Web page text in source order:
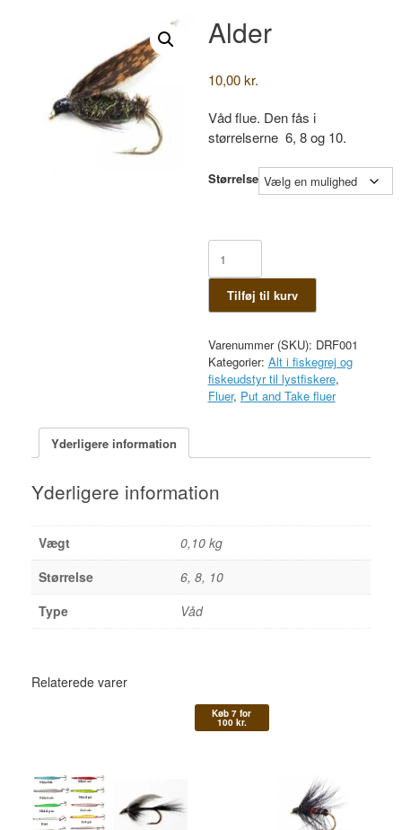
Alder
10,00kr.
Våd flue. Den fås i
størrelserne 6, 8 og 10.
Størrelse
antal
Tilføj til kurv
Varenummer (SKU): DRF001
Kategorier: Alt i fiskegrej og
fiskeudstyr til lystfiskere,
Fluer, Put and Take fluer
Yderligere information
Yderligere information
Vægt
0,10 kg
Størrelse
6, 8, 10
Type
Våd
Relaterede varer
Køb 7 for
100 kr.